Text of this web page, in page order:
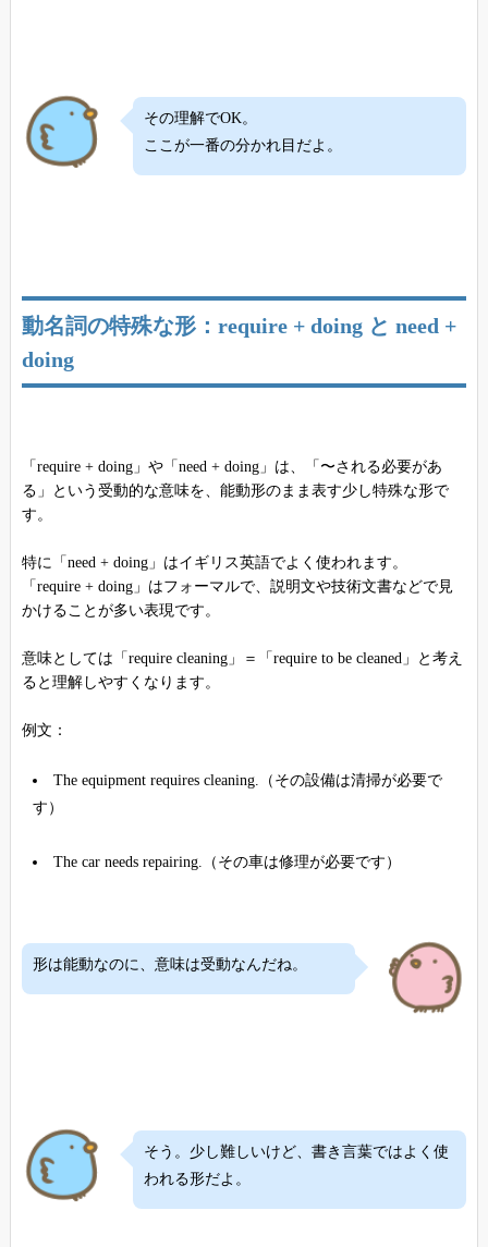
その理解でOK。
ここが一番の分かれ目だよ。
動名詞の特殊な形：require + doing と need +
doing
「require + doing」や「need + doing」は、「〜される必要があ
る」という受動的な意味を、能動形のまま表す少し特殊な形で
す。
特に「need + doing」はイギリス英語でよく使われます。
「require + doing」はフォーマルで、説明文や技術文書などで見
かけることが多い表現です。
意味としては「require cleaning」＝「require to be cleaned」と考え
ると理解しやすくなります。
例文：
The equipment requires cleaning.（その設備は清掃が必要で
す）
The car needs repairing.（その車は修理が必要です）
形は能動なのに、意味は受動なんだね。
そう。少し難しいけど、書き言葉ではよく使
われる形だよ。